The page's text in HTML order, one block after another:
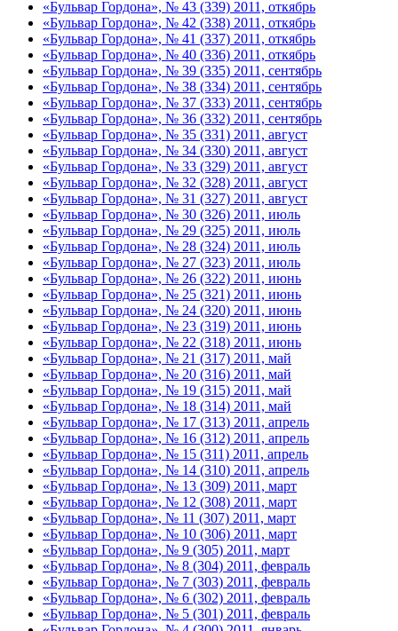
«Бульвар Гордона», № 43 (339) 2011, откябрь
«Бульвар Гордона», № 42 (338) 2011, откябрь
«Бульвар Гордона», № 41 (337) 2011, откябрь
«Бульвар Гордона», № 40 (336) 2011, откябрь
«Бульвар Гордона», № 39 (335) 2011, сентябрь
«Бульвар Гордона», № 38 (334) 2011, сентябрь
«Бульвар Гордона», № 37 (333) 2011, сентябрь
«Бульвар Гордона», № 36 (332) 2011, сентябрь
«Бульвар Гордона», № 35 (331) 2011, август
«Бульвар Гордона», № 34 (330) 2011, август
«Бульвар Гордона», № 33 (329) 2011, август
«Бульвар Гордона», № 32 (328) 2011, август
«Бульвар Гордона», № 31 (327) 2011, август
«Бульвар Гордона», № 30 (326) 2011, июль
«Бульвар Гордона», № 29 (325) 2011, июль
«Бульвар Гордона», № 28 (324) 2011, июль
«Бульвар Гордона», № 27 (323) 2011, июль
«Бульвар Гордона», № 26 (322) 2011, июнь
«Бульвар Гордона», № 25 (321) 2011, июнь
«Бульвар Гордона», № 24 (320) 2011, июнь
«Бульвар Гордона», № 23 (319) 2011, июнь
«Бульвар Гордона», № 22 (318) 2011, июнь
«Бульвар Гордона», № 21 (317) 2011, май
«Бульвар Гордона», № 20 (316) 2011, май
«Бульвар Гордона», № 19 (315) 2011, май
«Бульвар Гордона», № 18 (314) 2011, май
«Бульвар Гордона», № 17 (313) 2011, апрель
«Бульвар Гордона», № 16 (312) 2011, апрель
«Бульвар Гордона», № 15 (311) 2011, апрель
«Бульвар Гордона», № 14 (310) 2011, апрель
«Бульвар Гордона», № 13 (309) 2011, март
«Бульвар Гордона», № 12 (308) 2011, март
«Бульвар Гордона», № 11 (307) 2011, март
«Бульвар Гордона», № 10 (306) 2011, март
«Бульвар Гордона», № 9 (305) 2011, март
«Бульвар Гордона», № 8 (304) 2011, февраль
«Бульвар Гордона», № 7 (303) 2011, февраль
«Бульвар Гордона», № 6 (302) 2011, февраль
«Бульвар Гордона», № 5 (301) 2011, февраль